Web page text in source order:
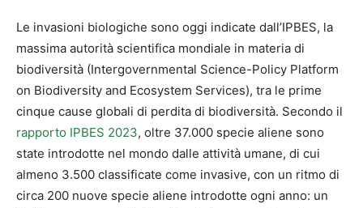
Le invasioni biologiche sono oggi indicate dall’IPBES, la
massima autorità scientifica mondiale in materia di
biodiversità (Intergovernmental Science-Policy Platform
on Biodiversity and Ecosystem Services), tra le prime
cinque cause globali di perdita di biodiversità. Secondo il
rapporto IPBES 2023, oltre 37.000 specie aliene sono
state introdotte nel mondo dalle attività umane, di cui
almeno 3.500 classificate come invasive, con un ritmo di
circa 200 nuove specie aliene introdotte ogni anno: un